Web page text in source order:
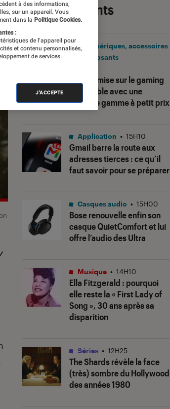
Les plus récents
Corsair mise sur le gaming
accessible avec une
nouvelle gamme à petit prix
Périphériques, accessoires
et composants
Gmail barre la route aux
adresses tierces : ce qu’il
faut savoir pour se préparer
Application • 15H10
Bose renouvelle enfin son
casque QuietComfort et lui
offre l’audio des Ultra
Casques audio • 15H00
Ella Fitzgerald : pourquoi
elle reste la « First Lady of
Song », 30 ans après sa
disparition
Musique • 14H10
The Shardsrévèle la face
(très) sombre du Hollywood
des années 1980
Séries • 12H25
à des informations,
sur un appareil. Vous
dans la Politique Cookies.
:
de l’appareil pour
et contenu personnalisés,
de services.
J'ACCEPTE